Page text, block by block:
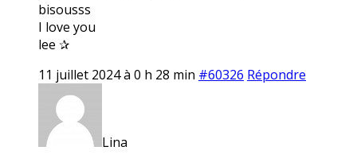
bisousss
I love you
lee ✰
11 juillet 2024 à 0 h 28 min #60326 Répondre
Lina